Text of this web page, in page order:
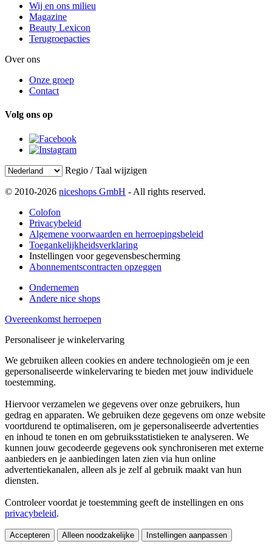
Wij en ons milieu
Magazine
Beauty Lexicon
Terugroepacties
Over ons
Onze groep
Contact
Volg ons op
Regio / Taal wijzigen
© 2010-2026 niceshops GmbH - All rights reserved.
Colofon
Privacybeleid
Algemene voorwaarden en herroepingsbeleid
Toegankelijkheidsverklaring
Instellingen voor gegevensbescherming
Abonnementscontracten opzeggen
Ondernemen
Andere nice shops
Overeenkomst herroepen
Personaliseer je winkelervaring
We gebruiken alleen cookies en andere technologieën om je een
gepersonaliseerde winkelervaring te bieden met jouw individuele
toestemming.
Hiervoor verzamelen we gegevens over onze gebruikers, hun
gedrag en apparaten. We gebruiken deze gegevens om onze website
voortdurend te optimaliseren, om je gepersonaliseerde advertenties
en inhoud te tonen en om gebruiksstatistieken te analyseren. We
kunnen jouw gecodeerde gegevens ook synchroniseren met externe
aanbieders en je aanbiedingen laten zien via hun online
advertentiekanalen, alleen als je zelf al gebruik maakt van hun
diensten.
Controleer voordat je toestemming geeft de instellingen en ons
privacybeleid.
Accepteren Alleen noodzakelijke Instellingen aanpassen